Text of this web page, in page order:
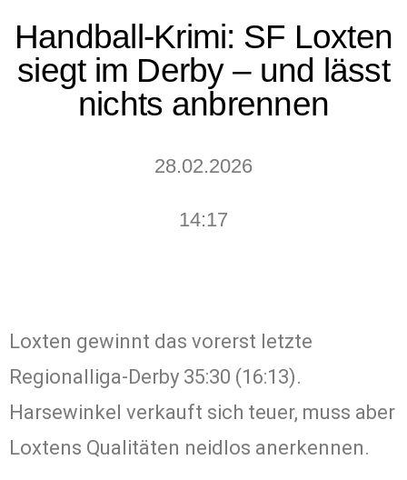
Handball-Krimi: SF Loxten
siegt im Derby – und lässt
nichts anbrennen
28.02.2026
14:17
Loxten gewinnt das vorerst letzte
Regionalliga-Derby 35:30 (16:13).
Harsewinkel verkauft sich teuer, muss aber
Loxtens Qualitäten neidlos anerkennen.